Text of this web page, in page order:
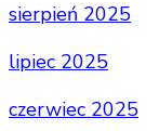
sierpień 2025
lipiec 2025
czerwiec 2025